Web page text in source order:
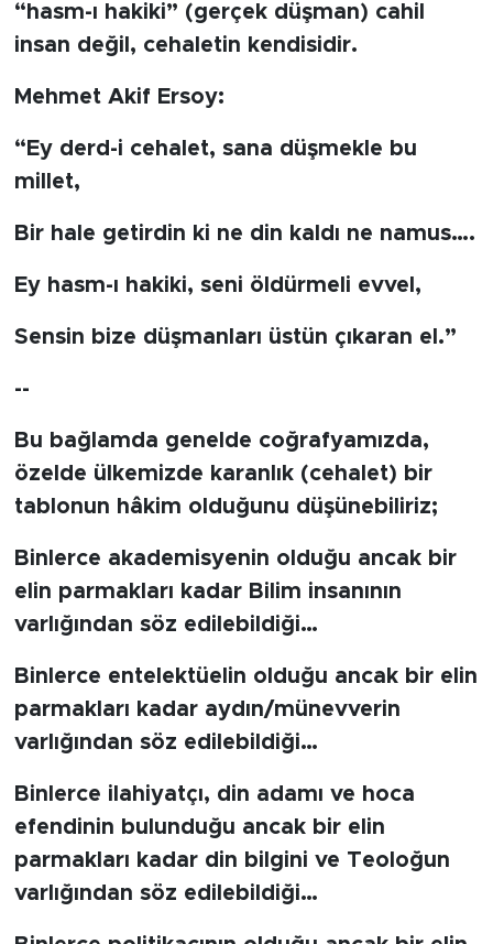
“hasm-ı hakiki” (gerçek düşman) cahil
insan değil, cehaletin kendisidir.
Mehmet Akif Ersoy:
“Ey derd-i cehalet, sana düşmekle bu
millet,
Bir hale getirdin ki ne din kaldı ne namus….
Ey hasm-ı hakiki, seni öldürmeli evvel,
Sensin bize düşmanları üstün çıkaran el.”
--
Bu bağlamda genelde coğrafyamızda,
özelde ülkemizde karanlık (cehalet) bir
tablonun hâkim olduğunu düşünebiliriz;
Binlerce akademisyenin olduğu ancak bir
elin parmakları kadar Bilim insanının
varlığından söz edilebildiği…
Binlerce entelektüelin olduğu ancak bir elin
parmakları kadar aydın/münevverin
varlığından söz edilebildiği…
Binlerce ilahiyatçı, din adamı ve hoca
efendinin bulunduğu ancak bir elin
parmakları kadar din bilgini ve Teoloğun
varlığından söz edilebildiği…